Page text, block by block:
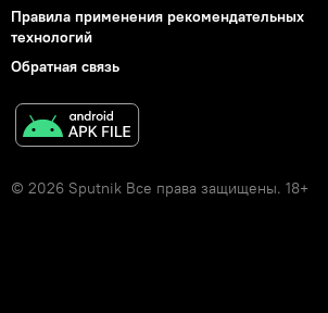
Правила применения рекомендательных
технологий
Обратная связь
© 2026 Sputnik Все права защищены. 18+